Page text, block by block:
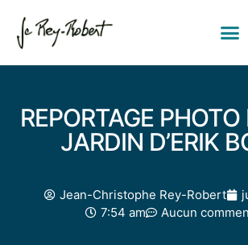
REPORTAGE
JARDIN D’ERIK
Jean-Christophe Rey-Robert
7:54 am
Aucun